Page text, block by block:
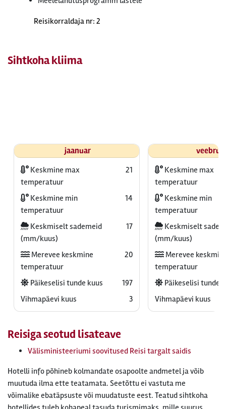
Reisikorraldaja nr: 2
Sihtkoha kliima
jaanuar
Keskmine max
temperatuur
21
Keskmine min
temperatuur
14
Keskmiselt sademeid
(mm/kuus)
17
Merevee keskmine
temperatuur
20
Päikeselisi tunde kuus
197
Vihmapäevi kuus
3
Keskmine max
temperatuur
Keskmine min
temperatuur
Keskmiselt
(mm/kuus)
Merevee
temperatuur
Päikeselisi tunde
Vihmapäevi kuus
Reisiga seotud lisateave
Välisministeeriumi soovitused Reisi targalt saidis
Hotelli info põhineb kolmandate osapoolte andmetel ja võib
muutuda ilma ette teatamata. Seetõttu ei vastuta me
võimalike ebatäpsuste või muudatuste eest. Teatud sihtkoha